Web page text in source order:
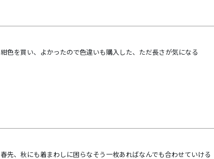
紺色を買い、よかったので色違いも購入した、ただ長さが気になる
春先、秋にも着まわしに困らなそう一枚あればなんでも合わせていける